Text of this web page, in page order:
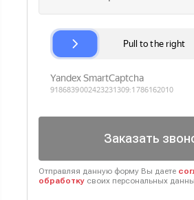
Заказать
Отправляя данную форму Вы даете
обработку своих персональных